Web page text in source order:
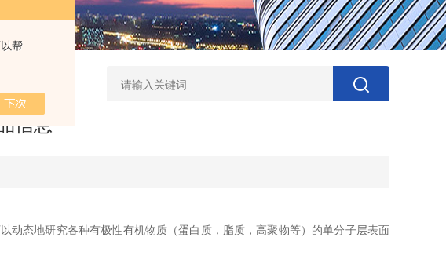
帮
信息
动态地研究各种有极性有机物质（蛋白质，脂质，高聚物等）的单分子层表面